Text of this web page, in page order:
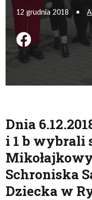
12 grudnia 2018 •
Dnia
i 1 b wybrali
Schroniska
Dziecka w